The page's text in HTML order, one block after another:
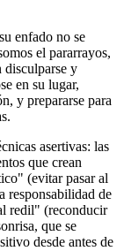
enfado no se
el pararrayos,
disculparse y
en su lugar,
y prepararse para
asertivas: las
que crean
(evitar pasar al
responsabilidad de
redil" (reconducir
que se
desde antes de